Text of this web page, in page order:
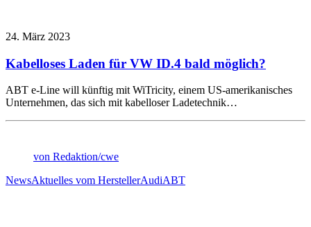
24. März 2023
Kabelloses Laden für VW ID.4 bald möglich?
ABT e-Line will künftig mit WiTricity, einem US-amerikanisches
Unternehmen, das sich mit kabelloser Ladetechnik…
von Redaktion/cwe
NewsAktuelles vom HerstellerAudiABT